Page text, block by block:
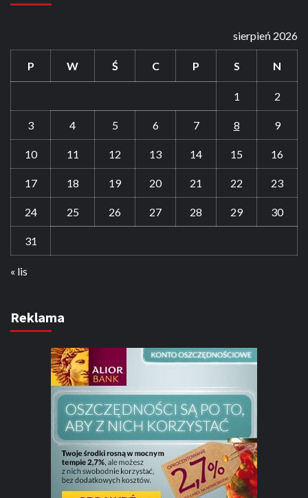
sierpień 2026
P W Ś C P S N
1 2
3 4 5 6 7 8 9
10 11 12 13 14 15 16
17 18 19 20 21 22 23
24 25 26 27 28 29 30
31
« lis
Reklama